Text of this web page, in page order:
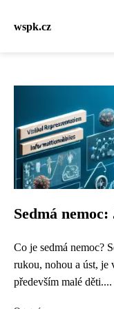
wspk.cz
Sedmá
Co je sedmá nemoc?
rukou, nohou a úst, je
především malé děti....